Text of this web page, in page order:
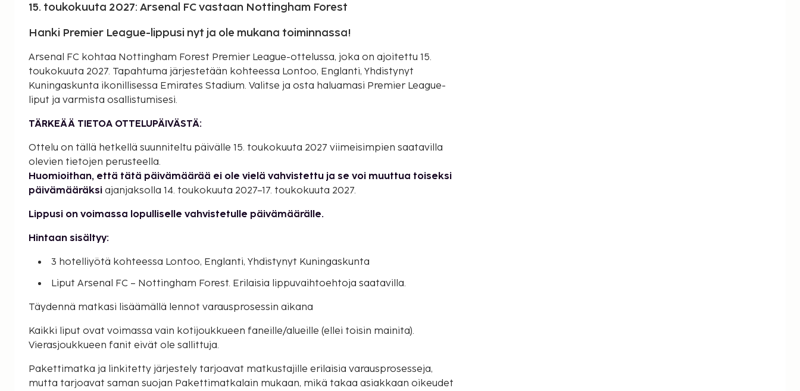
15. toukokuuta 2027: Arsenal FC vastaan Nottingham Forest
Hanki Premier League-lippusi nyt ja ole mukana toiminnassa!
Arsenal FC kohtaa Nottingham Forest Premier League-ottelussa, joka on ajoitettu 15.
toukokuuta 2027. Tapahtuma järjestetään kohteessa Lontoo, Englanti, Yhdistynyt
Kuningaskunta ikonillisessa Emirates Stadium. Valitse ja osta haluamasi Premier League-
liput ja varmista osallistumisesi.
TÄRKEÄÄ TIETOA OTTELUPÄIVÄSTÄ:
Ottelu on tällä hetkellä suunniteltu päivälle 15. toukokuuta 2027 viimeisimpien saatavilla
olevien tietojen perusteella.
Huomioithan, että tätä päivämäärää ei ole vielä vahvistettu ja se voi muuttua toiseksi
päivämääräksi ajanjaksolla 14. toukokuuta 2027–17. toukokuuta 2027.
Lippusi on voimassa lopulliselle vahvistetulle päivämäärälle.
Hintaan sisältyy:
3 hotelliyötä kohteessa Lontoo, Englanti, Yhdistynyt Kuningaskunta
Liput Arsenal FC – Nottingham Forest. Erilaisia lippuvaihtoehtoja saatavilla.
Täydennä matkasi lisäämällä lennot varausprosessin aikana
Kaikki liput ovat voimassa vain kotijoukkueen faneille/alueille (ellei toisin mainita).
Vierasjoukkueen fanit eivät ole sallittuja.
Pakettimatka ja linkitetty järjestely tarjoavat matkustajille erilaisia varausprosesseja,
mutta tarjoavat saman suojan Pakettimatkalain mukaan, mikä takaa asiakkaan oikeudet